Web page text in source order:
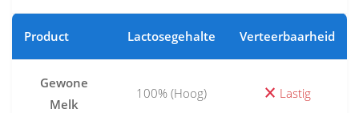
Product Lactosegehalte Verteerbaarheid
Gewone
Melk
100% (Hoog) Lastig